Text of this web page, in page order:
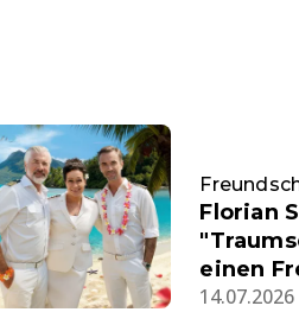
Florian
einen